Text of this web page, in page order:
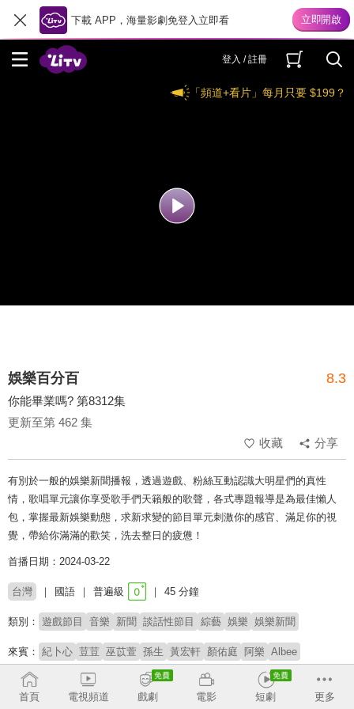
下載 APP，海量影劇免登入立即看
登入 / 註冊
「頻道+看片」每月只要 $199？
娛樂百分百 8.3
你能畢業嗎? 第8312集
更新至第 462 集
收藏
分享
有別於一般的娛樂新聞播報，透過遊戲、粉絲互動認識大明星們的真性
情，歌唱單元讓你享受歌手們天籟般的歌聲，各式專題報導是為最佳懶人
包，掌握最新娛樂動態，求新求變的節目單元刺激你的感官、滿足你的視
覺，帶給你滿滿的歡笑，洗去整日的疲憊！
首播日期：2024-03-22
台灣 國語 普遍級 45 分鐘
類別： 遊戲節目 音樂 新聞 談話性節目 綜藝 娛樂 娛樂新聞
來賓： 紀卜心 荳荳 巫苡萱 孫生 黃宏軒 顏佑庭 阿樂 Albee
主持：
賴晏駒
首頁
電視頻道 戲劇 電影 短劇 更多